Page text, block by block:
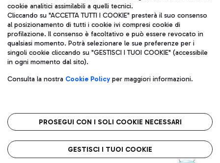
Aeroporti di Roma S.p.A. - Società soggetta a direzione e
coordinamento di Mundys S.p.A.
Codice fiscale e Registro delle Imprese di Roma 13032990155 P.
IVA 06572251004
Capitale sociale 62.224.743,00 int. vers.
Sede legale: Via Pier Paolo Racchetti 1 - 00054 Fiumicino (RM)
telefono +39 06 65951
Privacy policy
Note legali
Roma FCO
L'aeroporto stellato
cookie analitici assimilabili a quelli tecnici.
Cliccando su "ACCETTA TUTTI I COOKIE" presterà il suo consenso
al posizionamento di tutti i cookie ivi compresi cookie di
profilazione. Il consenso è facoltativo e può essere revocato in
qualsiasi momento. Potrà selezionare le sue preferenze per i
singoli cookie cliccando su "GESTISCI I TUOI COOKIE" (accessibile
in ogni momento dal sito).
Consulta la nostra Cookie Policyper maggiori informazioni.
PROSEGUI CON I SOLI COOKIE NECESSARI
GESTISCI I TUOI COOKIE